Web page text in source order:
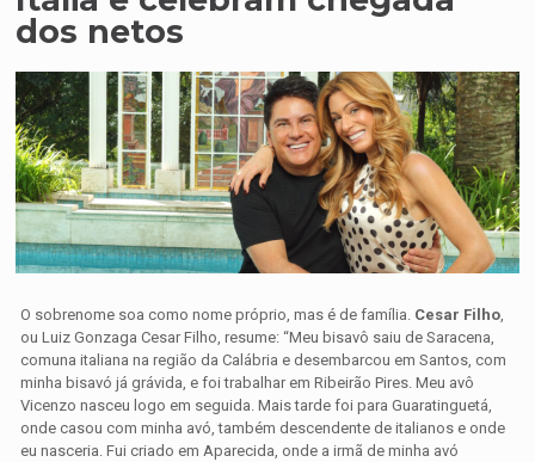
dos netos
O sobrenome soa como nome próprio, mas é de família. Cesar Filho,
ou Luiz Gonzaga Cesar Filho, resume: “Meu bisavô saiu de Saracena,
comuna italiana na região da Calábria e desembarcou em Santos, com
minha bisavó já grávida, e foi trabalhar em Ribeirão Pires. Meu avô
Vicenzo nasceu logo em seguida. Mais tarde foi para Guaratinguetá,
onde casou com minha avó, também descendente de italianos e onde
eu nasceria. Fui criado em Aparecida, onde a irmã de minha avó